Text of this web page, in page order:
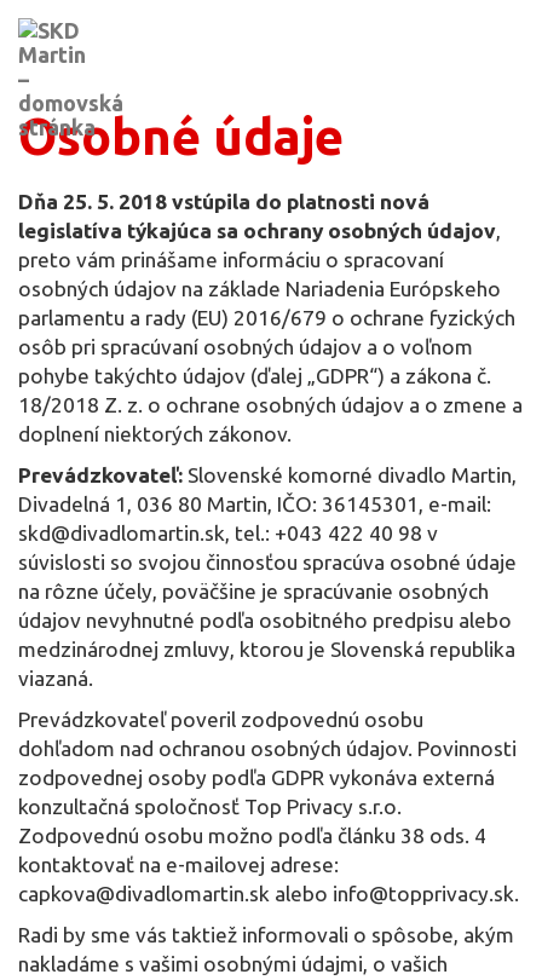
Osobné údaje
Dňa 25. 5. 2018 vstúpila do platnosti nová
legislatíva týkajúca sa ochrany osobných údajov,
preto vám prinášame informáciu o spracovaní
osobných údajov na základe Nariadenia Európskeho
parlamentu a rady (EU) 2016/679 o ochrane fyzických
osôb pri spracúvaní osobných údajov a o voľnom
pohybe takýchto údajov (ďalej „GDPR“) a zákona č.
18/2018 Z. z. o ochrane osobných údajov a o zmene a
doplnení niektorých zákonov.
Prevádzkovateľ: Slovenské komorné divadlo Martin,
Divadelná 1, 036 80 Martin, IČO: 36145301, e-mail:
skd@divadlomartin.sk, tel.: +043 422 40 98 v
súvislosti so svojou činnosťou spracúva osobné údaje
na rôzne účely, poväčšine je spracúvanie osobných
údajov nevyhnutné podľa osobitného predpisu alebo
medzinárodnej zmluvy, ktorou je Slovenská republika
viazaná.
Prevádzkovateľ poveril zodpovednú osobu
dohľadom nad ochranou osobných údajov. Povinnosti
zodpovednej osoby podľa GDPR vykonáva externá
konzultačná spoločnosť Top Privacy s.r.o.
Zodpovednú osobu možno podľa článku 38 ods. 4
kontaktovať na e-mailovej adrese:
capkova@divadlomartin.sk alebo info@topprivacy.sk.
Radi by sme vás taktiež informovali o spôsobe, akým
nakladáme s vašimi osobnými údajmi, o vašich